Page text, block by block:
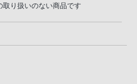
り扱いのない商品です